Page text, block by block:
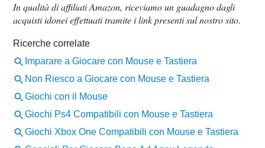
In qualità di affiliati Amazon, riceviamo un guadagno dagli
acquisti idonei effettuati tramite i link presenti sul nostro sito.